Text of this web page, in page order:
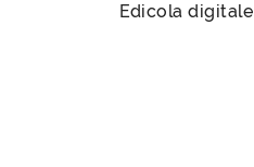
Edicola digitale